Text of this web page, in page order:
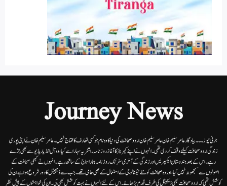
Journey News
جرنی نیوز۔۔۔بیاد گار عامر سلیم خان عامر سلیم خان اردوصحافت کی دنیا کاوہ نام جو کسی تعارف کا محتاج نہیں۔عامرسلیم خان نے اپنی پوری
زندگی اردوصحافت کیلئے وقف کردی تھی۔انہوں نے اپنے کیریئر کا آغاز روزنامہ راشٹریہ سہارا سے کیا،وہ آل انڈیا ریڈیوسے بھی جڑے
رہے۔ اس کے بعد ہندوستان ایکسپریس اور زندگی کے آخری سفر تک روزنامہ ہمارا سماج کے ساتھ رہے۔ انہوں نے کبھی صحافت کے
اصولوں سے سمجھوتہ نہیں کیا، اور وہ صحافت کو نئے ٹیکنالوجی کے استعمال کے بھی حامی تھے۔ جب سے ڈیجیٹل کا دور شروع ہوا ہے ان کی
کوشش تھی کہ اردو صحافت بھی ڈیجیٹل کی طرف قدم بڑھائے۔ اس کے لئے انہوں نے بہت کوشش بھی کی۔ ان کی خواہشوں کے پیش نظر